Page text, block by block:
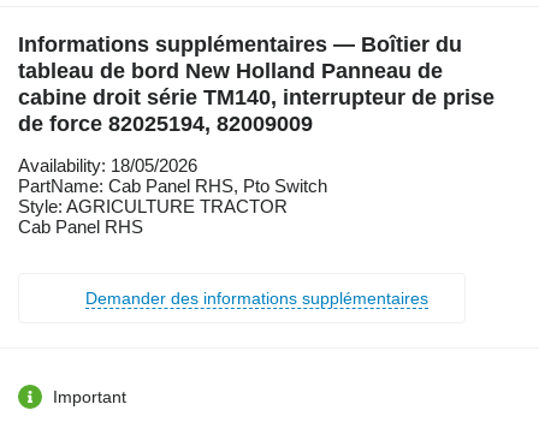
Informations supplémentaires — Boîtier du
tableau de bord New Holland Panneau de
cabine droit série TM140, interrupteur de prise
de force 82025194, 82009009
Availability: 18/05/2026
PartName: Cab Panel RHS, Pto Switch
Style: AGRICULTURE TRACTOR
Cab Panel RHS
Demander des informations supplémentaires
Important